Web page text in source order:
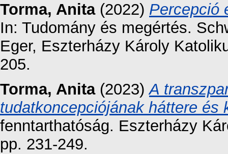
Torma, Anita(2022) Percepció
In: Tudomány és megértés.
Eger, Eszterházy Károly
205.
Torma, Anita(2023)A
tudatkoncepciójának háttere és
fenntarthatóság. Eszterházy
pp. 231-249.